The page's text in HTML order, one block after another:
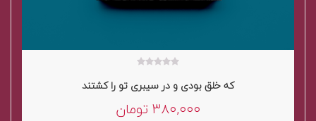
out
of
که خلق بودی و در سیبری تو را کشتند
۳۸۰,۰۰۰ تومان